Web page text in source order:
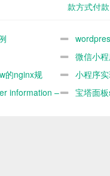
款方式付款
demo微信小
的nginx规
小程序
information –
宝塔面